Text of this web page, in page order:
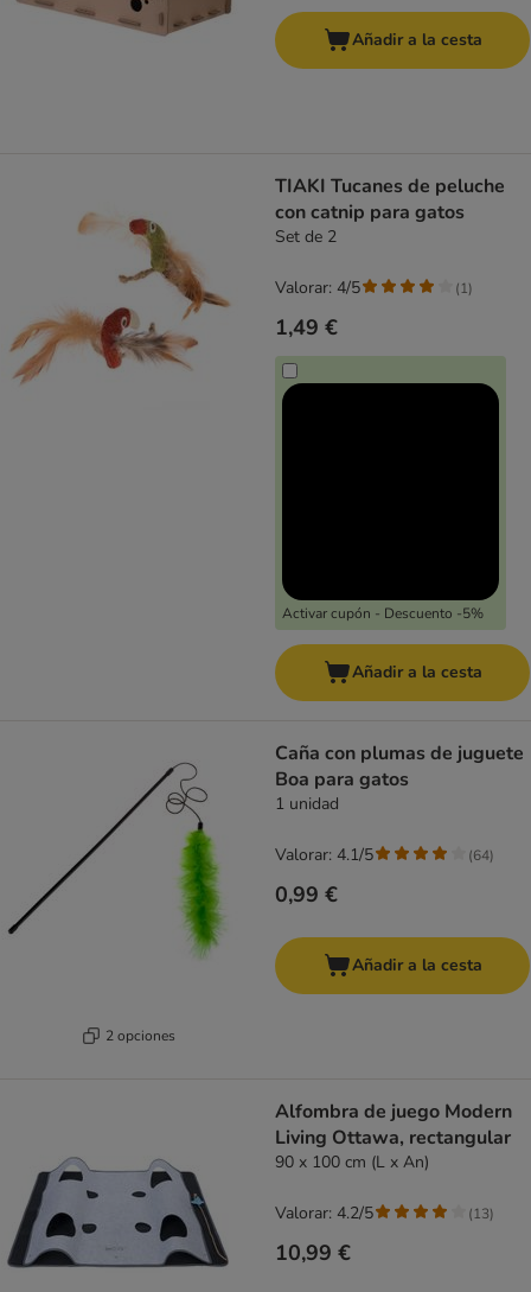
Añadir a la cesta
TIAKI Tucanes de peluche
con catnip para gatos
Set de 2
1,49 €
Activar cupón - Descuento -5%
Valorar: 4/5 (1)
Añadir a la cesta
2 opciones
Caña con plumas de juguete
Boa para gatos
1 unidad
0,99 €
Valorar: 4.1/5 (64)
Añadir a la cesta
Alfombra de juego Modern
Living Ottawa, rectangular
90 x 100 cm (L x An)
10,99 €
Valorar: 4.2/5 (13)